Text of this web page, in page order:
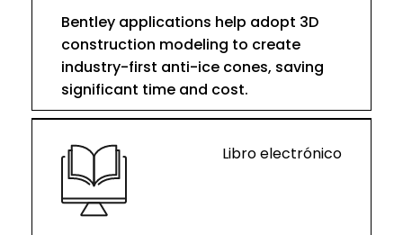
Bentley applications help adopt 3D
construction modeling to create
industry-first anti-ice cones, saving
significant time and cost.
Libro electrónico